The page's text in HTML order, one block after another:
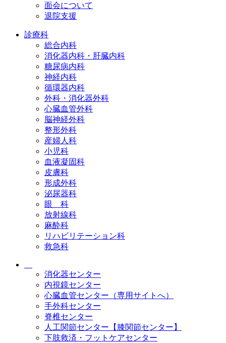
面会について
退院支援
診療科
総合内科
消化器内科・肝臓内科
糖尿病内科
神経内科
循環器内科
外科・消化器外科
心臓血管外科
脳神経外科
整形外科
産婦人科
小児科
血液凝固科
皮膚科
形成外科
泌尿器科
眼 科
放射線科
麻酔科
リハビリテーション科
救急科
消化器センター
内視鏡センター
心臓血管センター（専用サイトへ）
手外科センター
脊椎センター
人工関節センター【膝関節センター】
下肢救済・フットケアセンター